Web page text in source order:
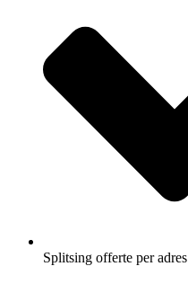
Splitsing offerte per adres